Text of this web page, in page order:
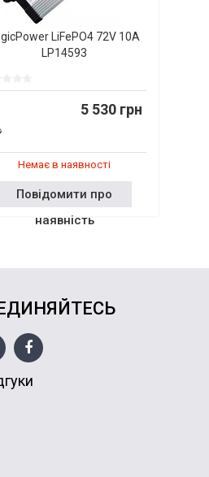
LiFePO4 72V 10A
LP14593
5 530 грн
Немає в наявності
Повідомити про
наявність